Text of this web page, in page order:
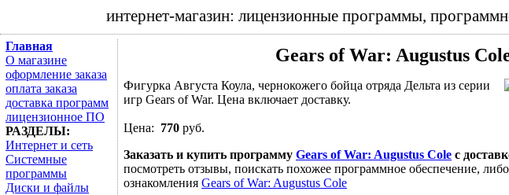
интернет-магазин: лицензионные программы,
Главная
О магазине
оформление заказа
оплата заказа
доставка программ
лицензионное ПО
РАЗДЕЛЫ:
Интернет и сеть
Системные
программы
Диски и файлы
Gears of War: Augustus
Фигурка Августа Коула, чернокожего бойца отряда Дельта из серии
игр Gears of War. Цена включает доставку.
Цена: 770 руб.
Заказать и купить программу Gears of War: Augustus Cole с
посмотреть отзывы, поискать похожее программное обеспечение,
ознакомления Gears of War: Augustus Cole